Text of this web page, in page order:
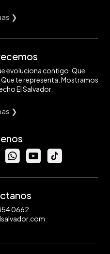
❯
evoluciona contigo. Que
te representa. Mostramos
El Salvador.
❯
0662